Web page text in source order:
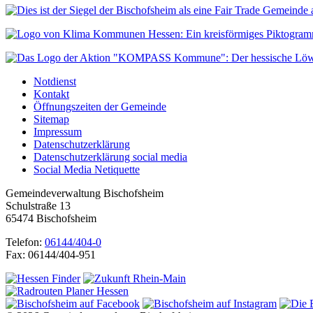
Notdienst
Kontakt
Öffnungszeiten der Gemeinde
Sitemap
Impressum
Datenschutzerklärung
Datenschutzerklärung social media
Social Media Netiquette
Gemeindeverwaltung Bischofsheim
Schulstraße 13
65474 Bischofsheim
Telefon: 06144/404-0
Fax: 06144/404-951